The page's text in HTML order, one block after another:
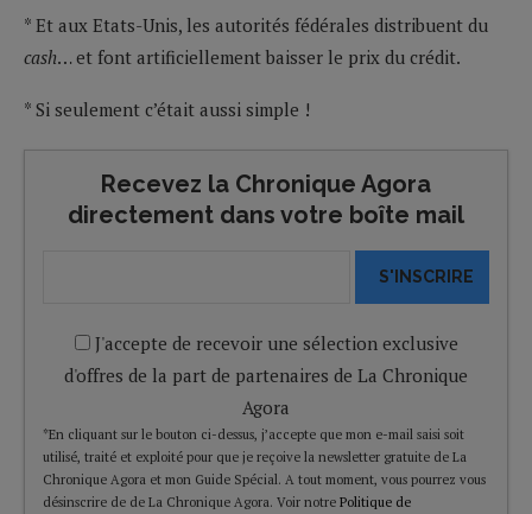
* Et aux Etats-Unis, les autorités fédérales distribuent du
cash… et font artificiellement baisser le prix du crédit.
* Si seulement c’était aussi simple !
Recevez la Chronique Agora
directement dans votre boîte mail
S'INSCRIRE
J'accepte de recevoir une sélection exclusive
d'offres de la part de partenaires de La Chronique
Agora
*En cliquant sur le bouton ci-dessus, j’accepte que mon e-mail saisi soit
utilisé, traité et exploité pour que je reçoive la newsletter gratuite de La
Chronique Agora et mon Guide Spécial. A tout moment, vous pourrez vous
désinscrire de de La Chronique Agora. Voir notre Politique de